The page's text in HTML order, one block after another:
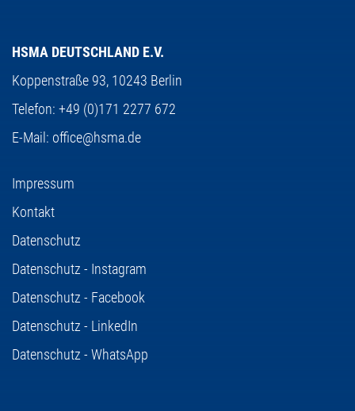
HSMA DEUTSCHLAND E.V.
Koppenstraße 93, 10243 Berlin
Telefon: +49 (0)171 2277 672
E-Mail: office@hsma.de
Impressum
Kontakt
Datenschutz
Datenschutz - Instagram
Datenschutz - Facebook
Datenschutz - LinkedIn
Datenschutz - WhatsApp